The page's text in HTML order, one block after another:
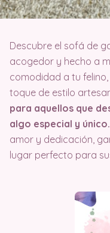
Descubre el sofá de
acogedor y hecho a
comodidad a tu
toque de estilo
para aquellos que
algo especial y único.
amor y dedicación,
lugar perfecto para